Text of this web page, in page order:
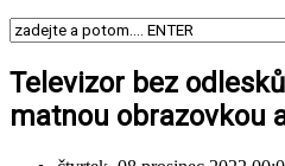
Televizor bez
matnou obrazovkou